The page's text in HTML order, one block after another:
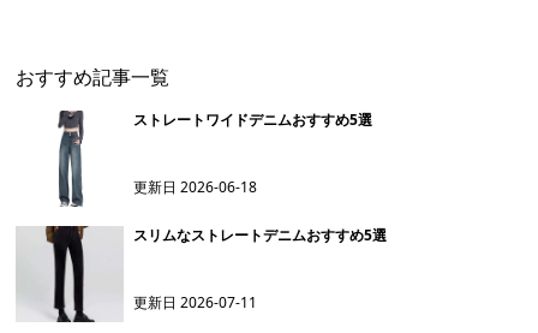
おすすめ記事一覧
ストレートワイドデニムおすすめ5選
更新日2026-06-18
スリムなストレートデニムおすすめ5選
更新日2026-07-11